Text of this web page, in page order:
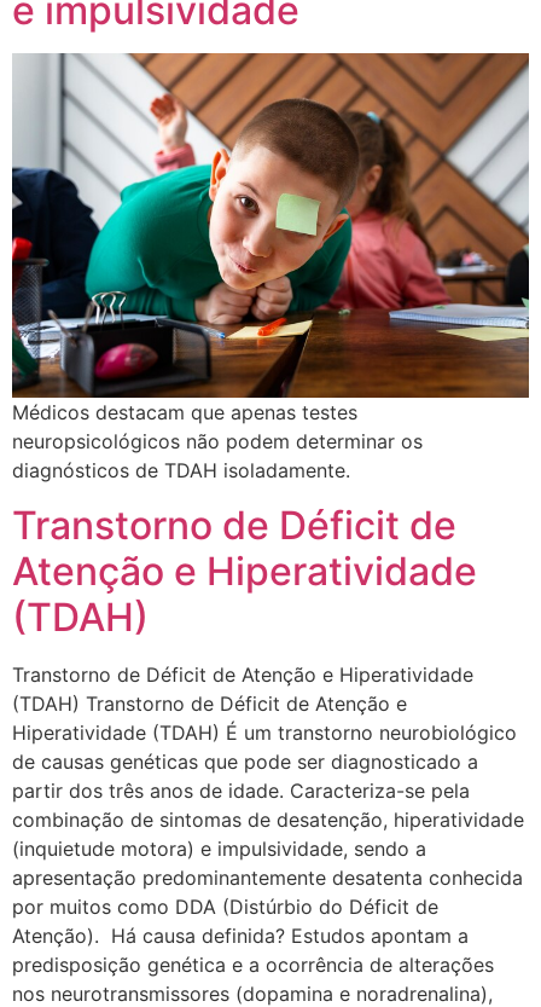
e impulsividade
Médicos destacam que apenas testes
neuropsicológicos não podem determinar os
diagnósticos de TDAH isoladamente.
Transtorno de Déficit de
Atenção e Hiperatividade
(TDAH)
Transtorno de Déficit de Atenção e Hiperatividade
(TDAH) Transtorno de Déficit de Atenção e
Hiperatividade (TDAH) É um transtorno neurobiológico
de causas genéticas que pode ser diagnosticado a
partir dos três anos de idade. Caracteriza-se pela
combinação de sintomas de desatenção, hiperatividade
(inquietude motora) e impulsividade, sendo a
apresentação predominantemente desatenta conhecida
por muitos como DDA (Distúrbio do Déficit de
Atenção). Há causa definida? Estudos apontam a
predisposição genética e a ocorrência de alterações
nos neurotransmissores (dopamina e noradrenalina),